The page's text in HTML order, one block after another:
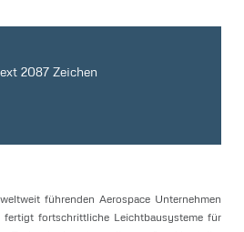
2087 Zeichen
führenden Aerospace Unternehmen
fortschrittliche Leichtbausysteme für